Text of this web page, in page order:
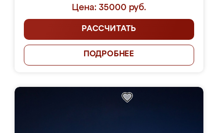
Цена: 35000 руб.
РАССЧИТАТЬ
ПОДРОБНЕЕ